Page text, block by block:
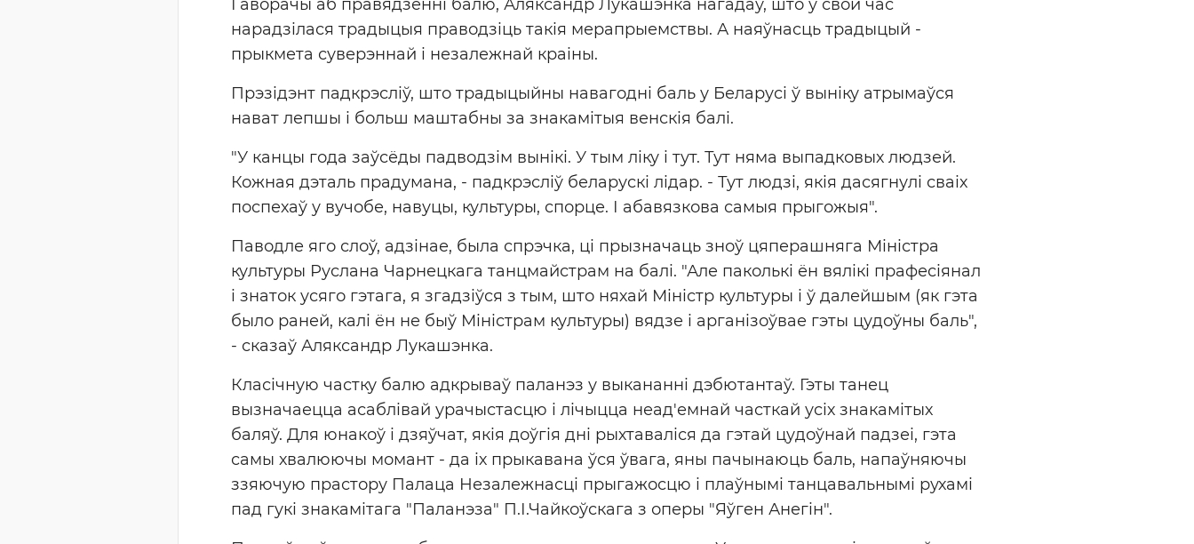
Гаворачы аб правядзенні балю, Аляксандр Лукашэнка нагадаў, што ў свой час
нарадзілася традыцыя праводзіць такія мерапрыемствы. А наяўнасць традыцый -
прыкмета суверэннай і незалежнай краіны.
Прэзідэнт падкрэсліў, што традыцыйны навагодні баль у Беларусі ў выніку атрымаўся
нават лепшы і больш маштабны за знакамітыя венскія балі.
"У канцы года заўсёды падводзім вынікі. У тым ліку і тут. Тут няма выпадковых людзей.
Кожная дэталь прадумана, - падкрэсліў беларускі лідар. - Тут людзі, якія дасягнулі сваіх
поспехаў у вучобе, навуцы, культуры, спорце. І абавязкова самыя прыгожыя".
Паводле яго слоў, адзінае, была спрэчка, ці прызначаць зноў цяперашняга Міністра
культуры Руслана Чарнецкага танцмайстрам на балі. "Але паколькі ён вялікі прафесіянал
і знаток усяго гэтага, я згадзіўся з тым, што няхай Міністр культуры і ў далейшым (як гэта
было раней, калі ён не быў Міністрам культуры) вядзе і арганізоўвае гэты цудоўны баль",
- сказаў Аляксандр Лукашэнка.
Класічную частку балю адкрываў паланэз у выкананні дэбютантаў. Гэты танец
вызначаецца асаблівай урачыстасцю і лічыцца неад'емнай часткай усіх знакамітых
баляў. Для юнакоў і дзяўчат, якія доўгія дні рыхтаваліся да гэтай цудоўнай падзеі, гэта
самы хвалюючы момант - да іх прыкавана ўся ўвага, яны пачынаюць баль, напаўняючы
ззяючую прастору Палаца Незалежнасці прыгажосцю і плаўнымі танцавальнымі рухамі
пад гукі знакамітага "Паланэза" П.І.Чайкоўскага з оперы "Яўген Анегін".